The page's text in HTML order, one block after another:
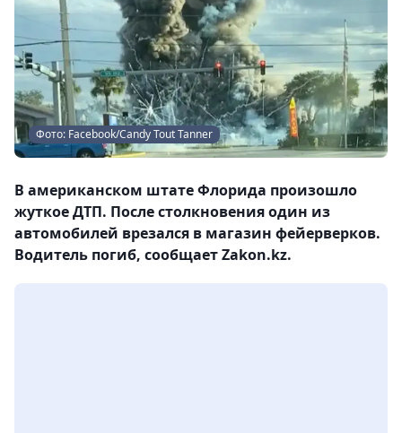
Фото: Facebook/Candy Tout Tanner
В американском штате Флорида произошло
жуткое ДТП. После столкновения один из
автомобилей врезался в магазин фейерверков.
Водитель погиб, сообщает Zakon.kz.